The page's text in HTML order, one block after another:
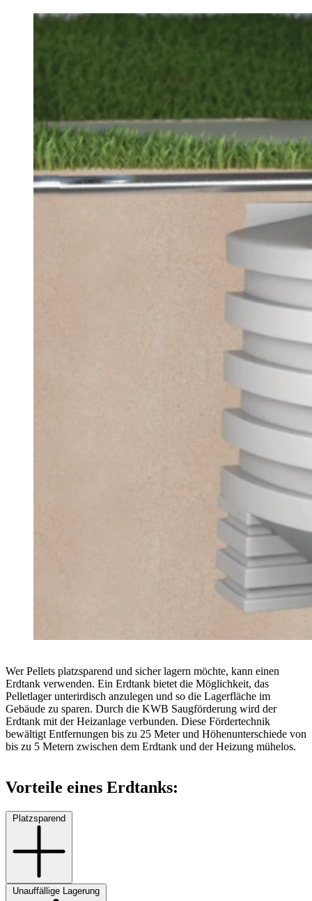
Wer Pellets platzsparend und sicher lagern möchte, kann einen
Erdtank verwenden. Ein Erdtank bietet die Möglichkeit, das
Pelletlager unterirdisch anzulegen und so die Lagerfläche im
Gebäude zu sparen. Durch die KWB Saugförderung wird der
Erdtank mit der Heizanlage verbunden. Diese Fördertechnik
bewältigt Entfernungen bis zu 25 Meter und Höhenunterschiede von
bis zu 5 Metern zwischen dem Erdtank und der Heizung mühelos.
Vorteile eines Erdtanks:
Platzsparend
Unauffällige Lagerung